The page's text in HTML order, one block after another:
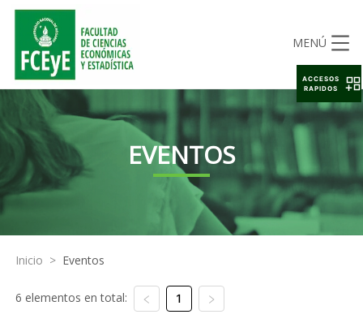
MENÚ
EVENTOS
Inicio > Eventos
6 elementos en total: 1
ACCESOS
RAPIDOS